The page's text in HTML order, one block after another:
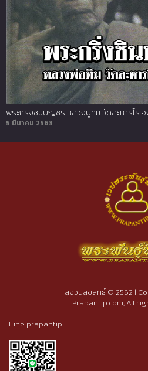
พระกริ่งชินบัญชร หลวงปู่ทิม วัดละหารไร่
5 มีนาคม 2563
สงวนลิขสิทธิ์ © 2562 |
Prapantip.com, All
Line prapantip